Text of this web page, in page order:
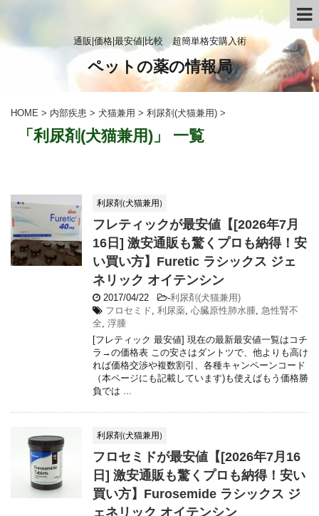
通販|価格|最安値|比較 超簡単格安購入術
ペットの薬の情報局
HOME > 内部疾患 > 犬猫兼用 > 利尿剤(犬猫兼用) >
「利尿剤(犬猫兼用)」 一覧
利尿剤(犬猫兼用)
フレティックが最安値【[2026年7月
16日] 激安通販も驚くプロも納得！安
い買い方】Furetic ラシックス ジェ
ネリック オイテンシン
2017/04/22 -利尿剤(犬猫兼用)
フロセミド, 利尿薬, 心臓原性肺水腫, 急性腎不
全, 浮腫
[フレティック 最安値] 現在の最新最安値一覧はコチ
ラ→の価格表 この安さはダントツで、他よりも高け
れば価格交渉や複数割引、各種キャンペーンコード
（本ページにも記載しています)も使えばもう価格勝
負では ...
利尿剤(犬猫兼用)
フロセミドが最安値【[2026年7月16
日] 激安通販も驚くプロも納得！安い
買い方】Furosemide ラシックス ジ
ェネリック オイテンシン